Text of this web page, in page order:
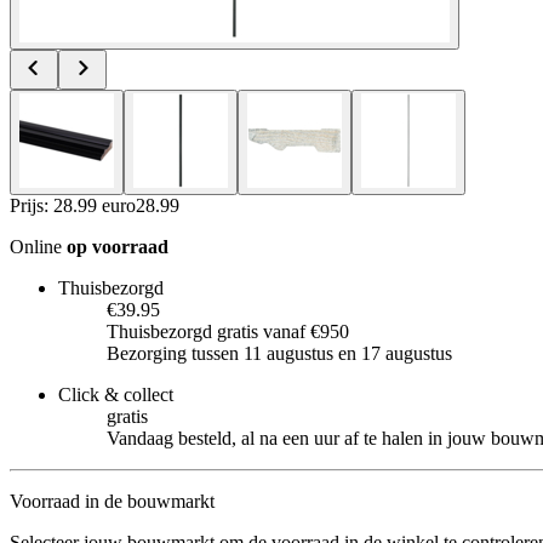
Prijs: 28.99 euro28.99
Online op voorraad
Thuisbezorgd
€39.95
Thuisbezorgd gratis vanaf €950
Bezorging tussen 11 augustus en 17 augustus
Click & collect
gratis
Vandaag besteld, al na een uur af te halen in jouw
Voorraad in de bouwmarkt